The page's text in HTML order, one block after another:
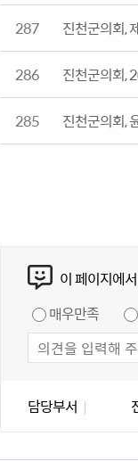
287 진천군의회,
286 진천군의회,
285 진천군의회,
이 페이지에
매우만족
담당부서